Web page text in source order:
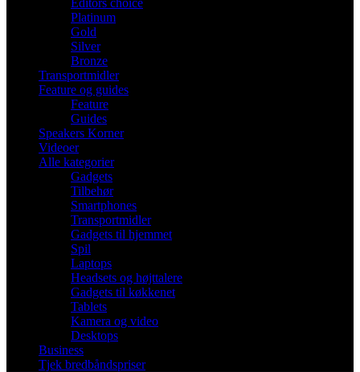
Editors choice
Platinum
Gold
Silver
Bronze
Transportmidler
Feature og guides
Feature
Guides
Speakers Korner
Videoer
Alle kategorier
Gadgets
Tilbehør
Smartphones
Transportmidler
Gadgets til hjemmet
Spil
Laptops
Headsets og højttalere
Gadgets til køkkenet
Tablets
Kamera og video
Desktops
Business
Tjek bredbåndspriser